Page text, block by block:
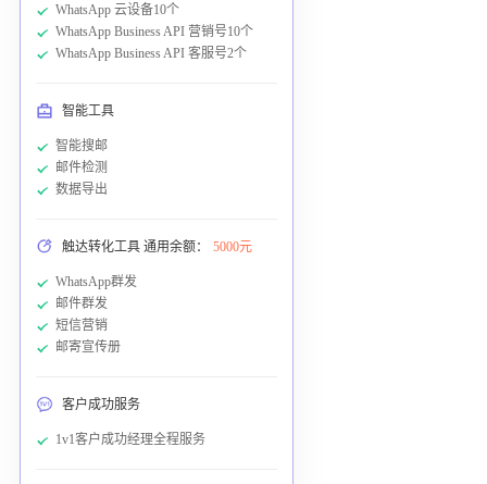
WhatsApp 云设备10个
WhatsApp Business API 营销号10个
WhatsApp Business API 客服号2个
智能工具
智能搜邮
邮件检测
数据导出
触达转化工具 通用余额： 5000元
WhatsApp群发
邮件群发
短信营销
邮寄宣传册
客户成功服务
1v1客户成功经理全程服务